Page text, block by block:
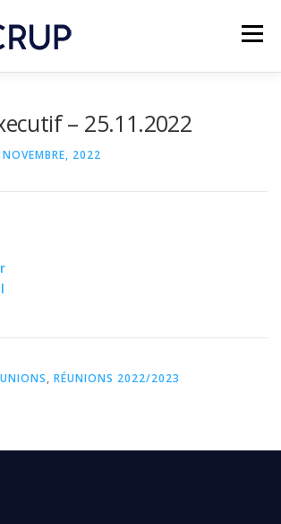
Menu
– 25.11.2022
2022
, RÉUNIONS 2022/2023